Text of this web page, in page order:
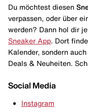
Du möchtest diesen
verpassen, oder über
werden? Dann hol dir
Sneaker App . Dort
Kalender, sondern
Deals & Neuheiten.
Social Media
Instagram